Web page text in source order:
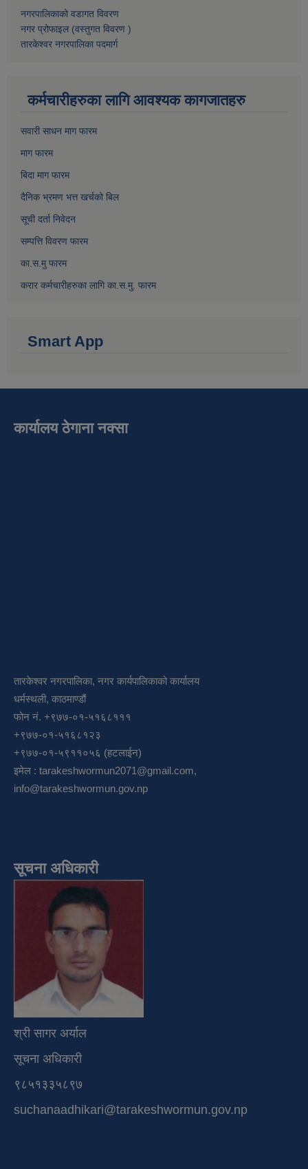
नगरपालिकाको वडागत विवरण
नगर प्रोफाइल (वस्तुगत विवरण )
तारकेश्वर नगरपालिका पदमार्ग
कर्मचारीहरुका लागि आवश्यक कागजातहरु
सवारी साधन माग फारम
माग फारम
बिदा माग फारम
दैनिक भ्रमण भत्त खर्चको बिल
सूची दर्ता निवेदन
सम्पत्ति विवरण फारम
का.स.मु फारम
करार कर्मचारीहरुका लागि का.स.मु. फारम
Smart App
कार्यालय ठेगाना नक्सा
तारकेश्वर नगरपालिका, नगर कार्यपालिकाको कार्यालय
धर्मस्थली, काठमाण्डौं
फोन नं. +९७७-०१-५१६८१११
+९७७-०१-५१६८१२३
+९७७-०१-५९११०५६ (हटलाईन)
इमेल : tarakeshwormun2071@gmail.com,
info@tarakeshwormun.gov.np
सूचना अधिकारी
श्री सागर अर्याल
सूचना अधिकारी
९८५१३३५८९७
suchanaadhikari@tarakeshwormun.gov.np